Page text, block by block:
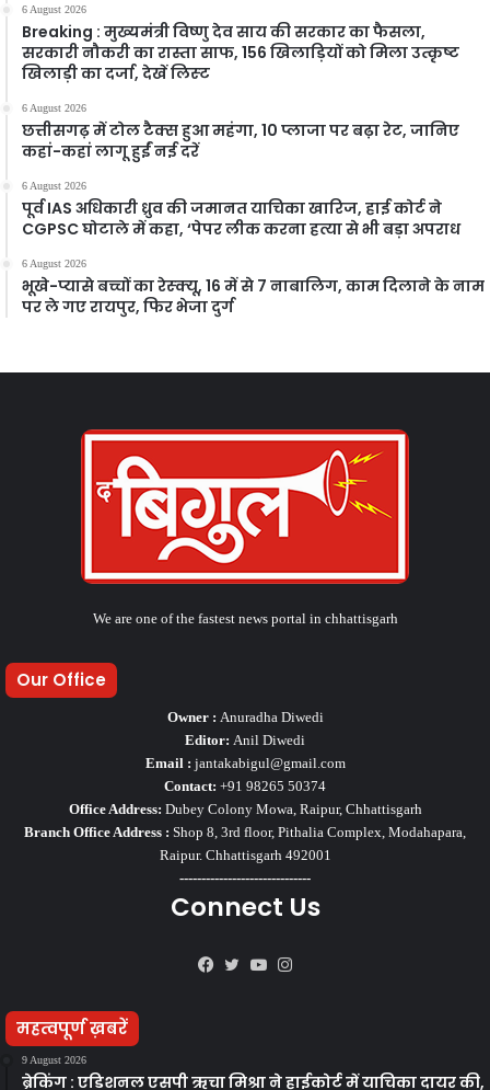
6 August 2026
Breaking : मुख्यमंत्री विष्णु देव साय की सरकार का फैसला,
सरकारी नौकरी का रास्ता साफ, 156 खिलाड़ियों को मिला उत्कृष्ट
खिलाड़ी का दर्जा, देखें लिस्‍ट
6 August 2026
छत्तीसगढ़ में टोल टैक्स हुआ महंगा, 10 प्लाजा पर बढ़ा रेट, जानिए
कहां-कहां लागू हुईं नई दरें
6 August 2026
पूर्व IAS अधिकारी ध्रुव की जमानत याचिका खारिज, हाई कोर्ट ने
CGPSC घोटाले में कहा, ‘पेपर लीक करना हत्या से भी बड़ा अपराध
6 August 2026
भूखे-प्यासे बच्चों का रेस्क्यू, 16 में से 7 नाबालिग, काम दिलाने के नाम
पर ले गए रायपुर, फिर भेजा दुर्ग
We are one of the fastest news portal in chhattisgarh
Our Office
Owner : Anuradha Diwedi
Editor: Anil Diwedi
Email : jantakabigul@gmail.com
Contact: +91 98265 50374
Office Address: Dubey Colony Mowa, Raipur, Chhattisgarh
Branch Office Address : Shop 8, 3rd floor, Pithalia Complex, Modahapara,
Raipur. Chhattisgarh 492001
------------------------------
Connect Us
Facebook
TwitterYouTube
महत्वपूर्ण ख़बरें
9 August 2026
ब्रेकिंग : एडिशनल एसपी ऋचा मिश्रा ने हाईकोर्ट में याचिका दायर की,